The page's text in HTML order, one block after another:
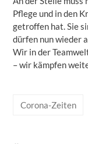
Pflege und in den
getroffen hat. Sie
dürfen nun wieder
Wir in der
– wir kämpfen
Corona-Zeiten